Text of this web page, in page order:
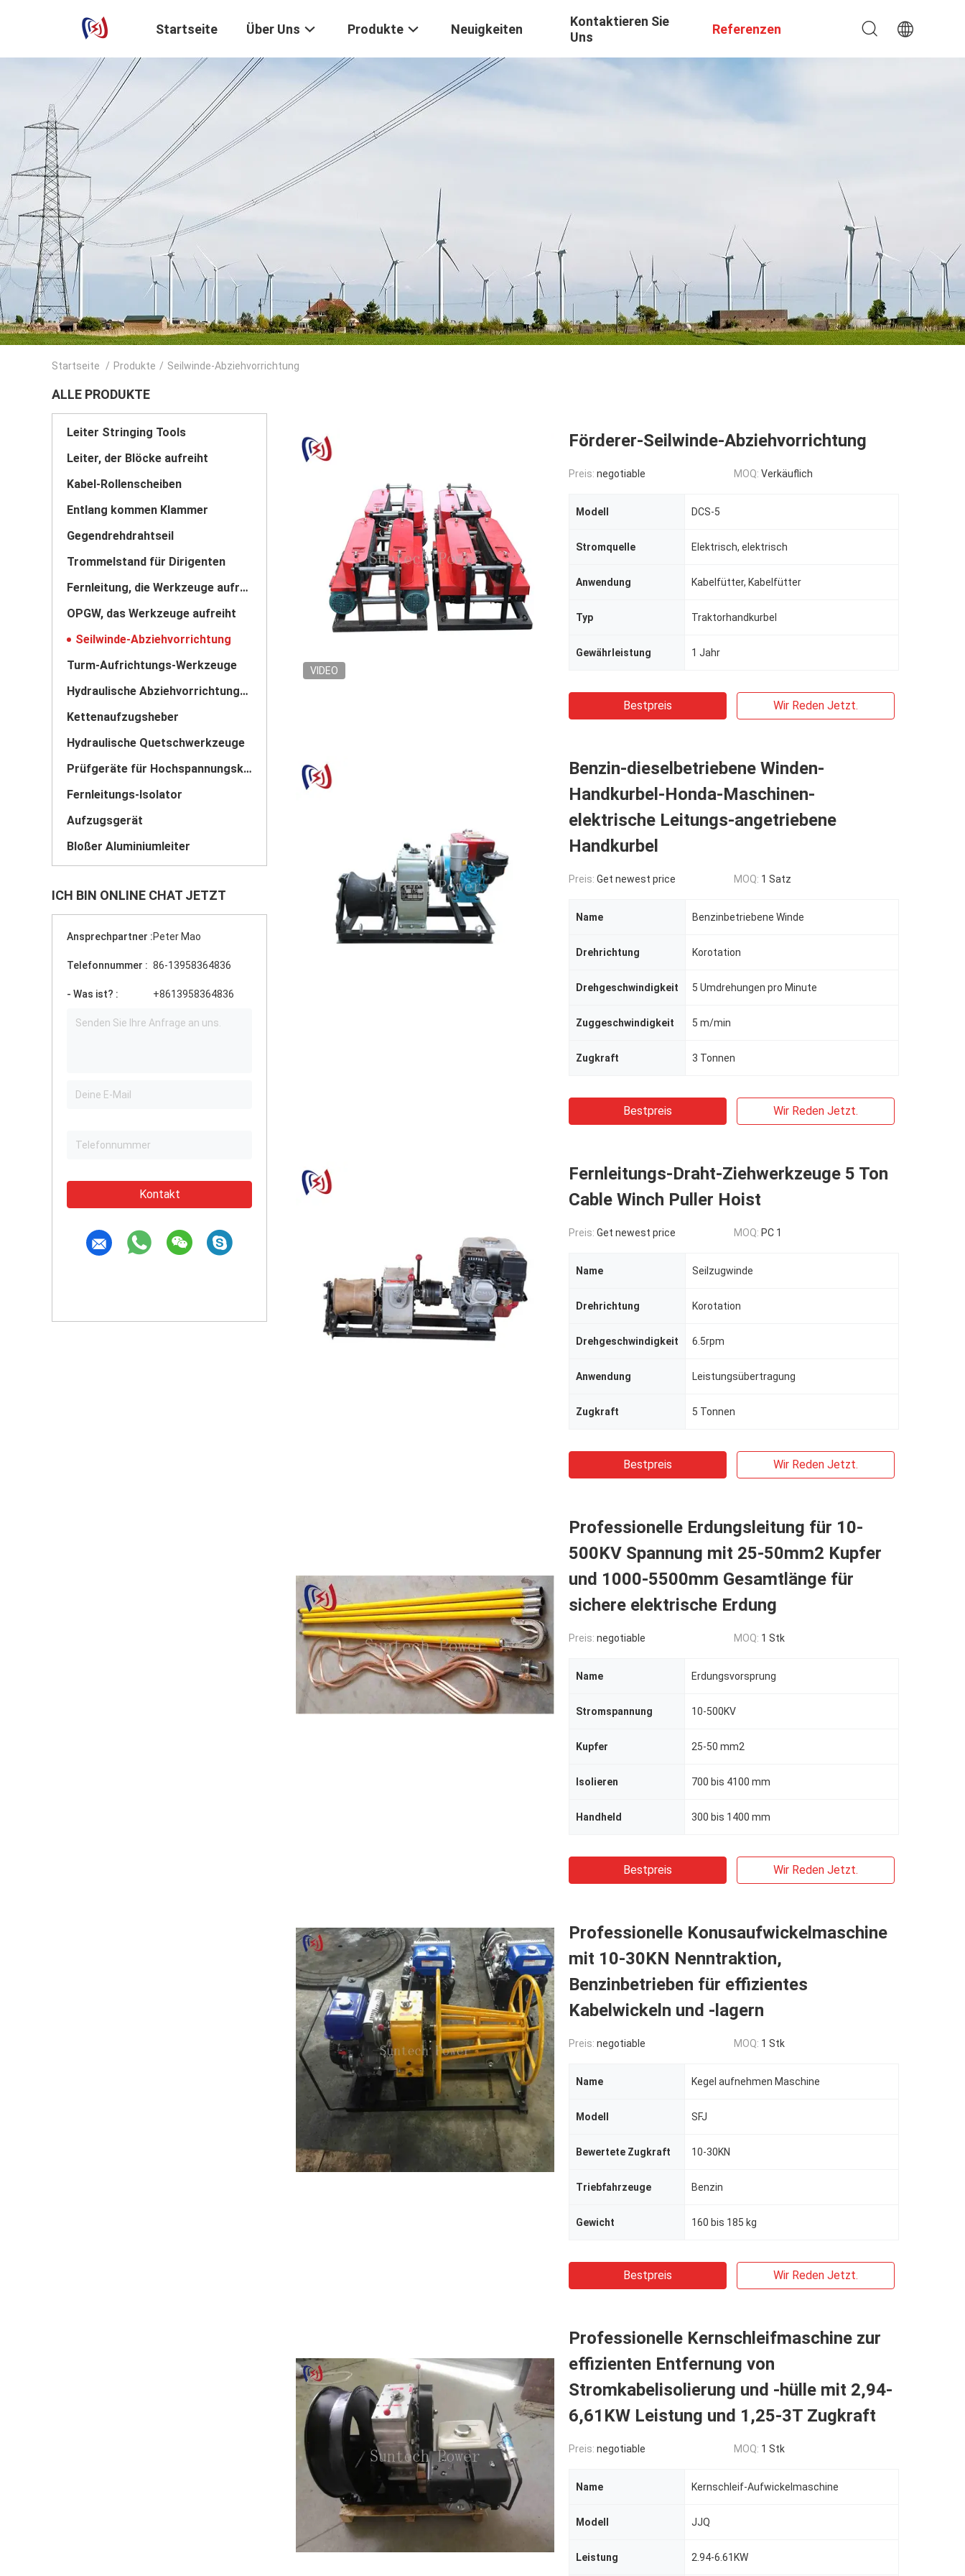
Startseite Über Uns Produkte Neuigkeiten
Kontaktieren Sie
Uns
Referenzen
Startseite / Produkte / Seilwinde-Abziehvorrichtung
ALLE PRODUKTE
Leiter Stringing Tools
Leiter, der Blöcke aufreiht
Kabel-Rollenscheiben
Entlang kommen Klammer
Gegendrehdrahtseil
Trommelstand für Dirigenten
Fernleitung, die Werkzeuge aufreiht
OPGW, das Werkzeuge aufreiht
Seilwinde-Abziehvorrichtung
Turm-Aufrichtungs-Werkzeuge
Hydraulische Abziehvorrichtungs-Spanner
Kettenaufzugsheber
Hydraulische Quetschwerkzeuge
Prüfgeräte für Hochspannungskabel
Fernleitungs-Isolator
Aufzugsgerät
Bloßer Aluminiumleiter
ICH BIN ONLINE CHAT JETZT
Ansprechpartner :Peter Mao
Telefonnummer : 86-13958364836
- Was ist? : +8613958364836
Kontakt
VIDEO
Förderer-Seilwinde-Abziehvorrichtung
Preis: negotiable MOQ: Verkäuflich
Modell DCS-5
Stromquelle Elektrisch, elektrisch
Anwendung Kabelfütter, Kabelfütter
Typ Traktorhandkurbel
Gewährleistung 1 Jahr
Bestpreis Wir Reden Jetzt.
Benzin-dieselbetriebene Winden-
Handkurbel-Honda-Maschinen-
elektrische Leitungs-angetriebene
Handkurbel
Preis: Get newest price MOQ: 1 Satz
Name Benzinbetriebene Winde
Drehrichtung Korotation
Drehgeschwindigkeit 5 Umdrehungen pro Minute
Zuggeschwindigkeit 5 m/min
Zugkraft 3 Tonnen
Bestpreis Wir Reden Jetzt.
Fernleitungs-Draht-Ziehwerkzeuge 5 Ton
Cable Winch Puller Hoist
Preis: Get newest price MOQ: PC 1
Name Seilzugwinde
Drehrichtung Korotation
Drehgeschwindigkeit 6.5rpm
Anwendung Leistungsübertragung
Zugkraft 5 Tonnen
Bestpreis Wir Reden Jetzt.
Professionelle Erdungsleitung für 10-
500KV Spannung mit 25-50mm2 Kupfer
und 1000-5500mm Gesamtlänge für
sichere elektrische Erdung
Preis: negotiable MOQ: 1 Stk
Name Erdungsvorsprung
Stromspannung 10-500KV
Kupfer 25-50 mm2
Isolieren 700 bis 4100 mm
Handheld 300 bis 1400 mm
Bestpreis Wir Reden Jetzt.
Professionelle Konusaufwickelmaschine
mit 10-30KN Nenntraktion,
Benzinbetrieben für effizientes
Kabelwickeln und -lagern
Preis: negotiable MOQ: 1 Stk
Name Kegel aufnehmen Maschine
Modell SFJ
Bewertete Zugkraft 10-30KN
Triebfahrzeuge Benzin
Gewicht 160 bis 185 kg
Bestpreis Wir Reden Jetzt.
Professionelle Kernschleifmaschine zur
effizienten Entfernung von
Stromkabelisolierung und -hülle mit 2,94-
6,61KW Leistung und 1,25-3T Zugkraft
Preis: negotiable MOQ: 1 Stk
Name Kernschleif-Aufwickelmaschine
Modell JJQ
Leistung 2.94-6.61KW